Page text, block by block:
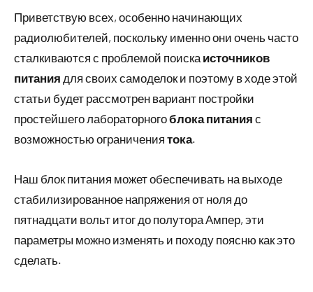
Приветствую всех, особенно начинающих
радиолюбителей, поскольку именно они очень часто
сталкиваются с проблемой поиска источников
питания для своих самоделок и поэтому в ходе этой
статьи будет рассмотрен вариант постройки
простейшего лабораторногоблока питания с
возможностью ограничения тока.
Наш блок питания может обеспечивать на выходе
стабилизированное напряжения от ноля до
пятнадцати вольт итог до полутора Ампер, эти
параметры можно изменять и походу поясню как это
сделать.